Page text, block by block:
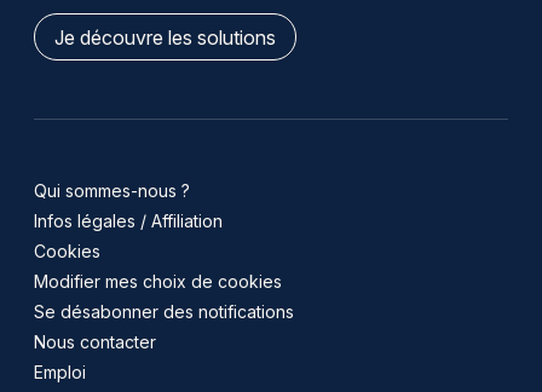
Je découvre les solutions
Qui sommes-nous ?
Infos légales / Affiliation
Cookies
Modifier mes choix de cookies
Se désabonner des notifications
Nous contacter
Emploi